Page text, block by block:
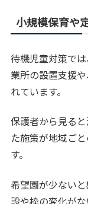
小規模保育や
待機児童対策で
業所の設置支援
れています。
保護者から見る
た施策が地域ご
す。
希望園が少ない
設や枠の変化が